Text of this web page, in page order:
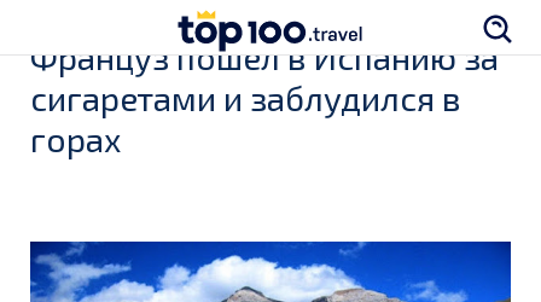
Француз пошёл в Испанию за
сигаретами и заблудился в
горах